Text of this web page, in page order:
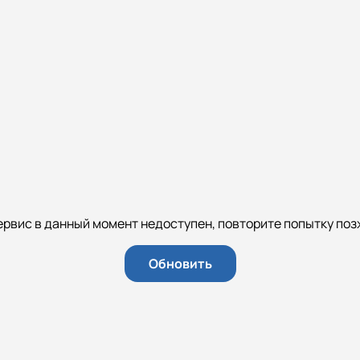
в данный момент недоступен, повторите попытку
Обновить